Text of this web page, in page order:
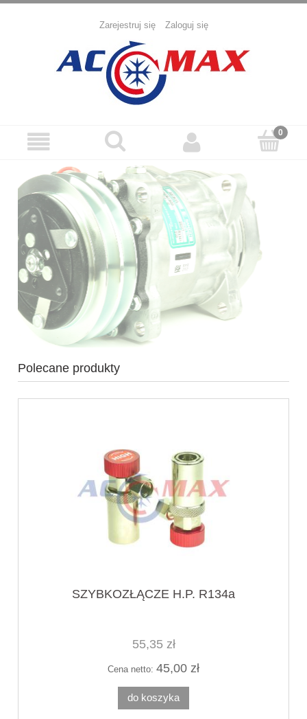
Zarejestruj się Zaloguj się
Polecane produkty
SZYBKOZŁĄCZE H.P. R134a
55,35 zł
Cena netto: 45,00 zł
do koszyka